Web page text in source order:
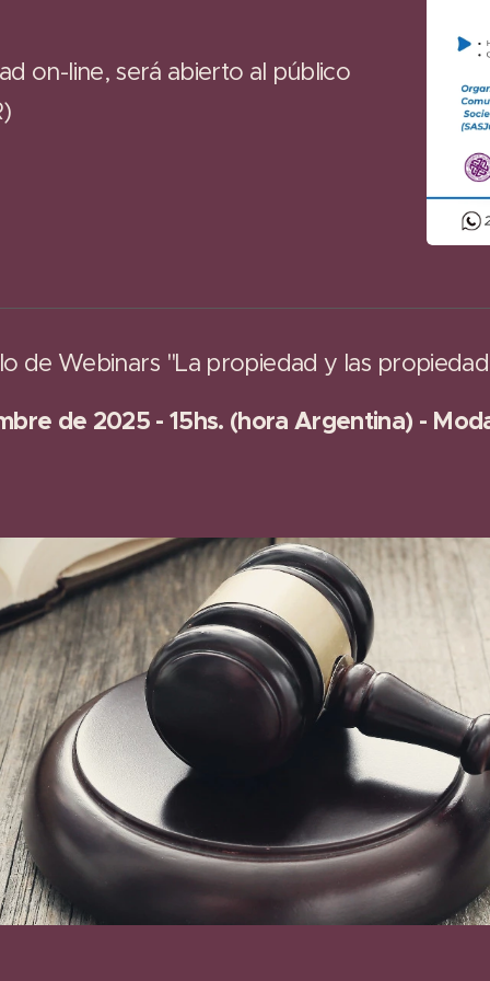
on-line, será abierto al público
de Webinars "La propiedad y las
de 2025 - 15hs. (hora Argentina) -